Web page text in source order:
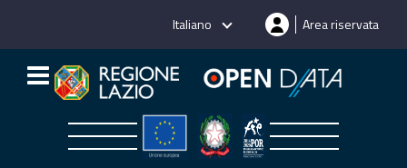
Italiano Area riservata